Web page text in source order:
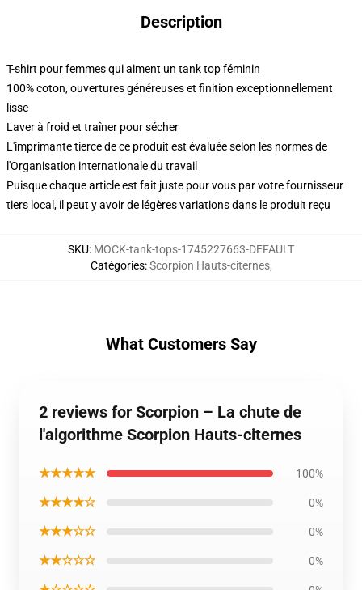
Description
T-shirt pour femmes qui aiment un tank top féminin
100% coton, ouvertures généreuses et finition exceptionnellement
lisse
Laver à froid et traîner pour sécher
L'imprimante tierce de ce produit est évaluée selon les normes de
l'Organisation internationale du travail
Puisque chaque article est fait juste pour vous par votre fournisseur
tiers local, il peut y avoir de légères variations dans le produit reçu
SKU: MOCK-tank-tops-1745227663-DEFAULT
Catégories:Scorpion Hauts-citernes,
What Customers Say
2 reviews for Scorpion – La chute de
l'algorithme Scorpion Hauts-citernes
★★★★★ 100%
★★★★☆ 0%
★★★☆☆ 0%
★★☆☆☆ 0%